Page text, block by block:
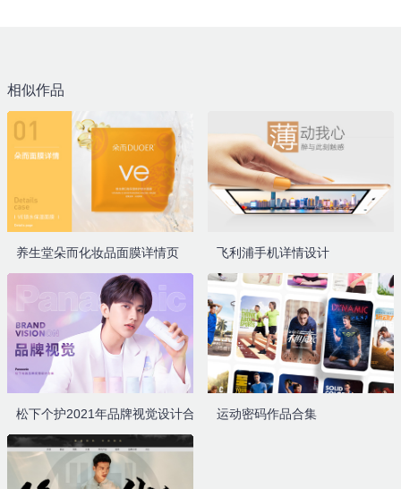
相似作品
养生堂朵而化妆品面膜详情页 飞利浦手机详情设计
松下个护2021年品牌视觉设计合集 运动密码作品合集